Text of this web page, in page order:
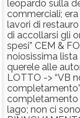
leopardo sulla
commerciali; era
lavori di
di accollarsi gli
spesi” CEM &
noiosissima
querele alle
LOTTO -> “VB
completamento
lago; non ci